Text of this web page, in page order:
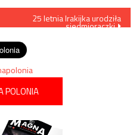
25 letnia Irakijka urodziła
siedmioraczki
POLONIA